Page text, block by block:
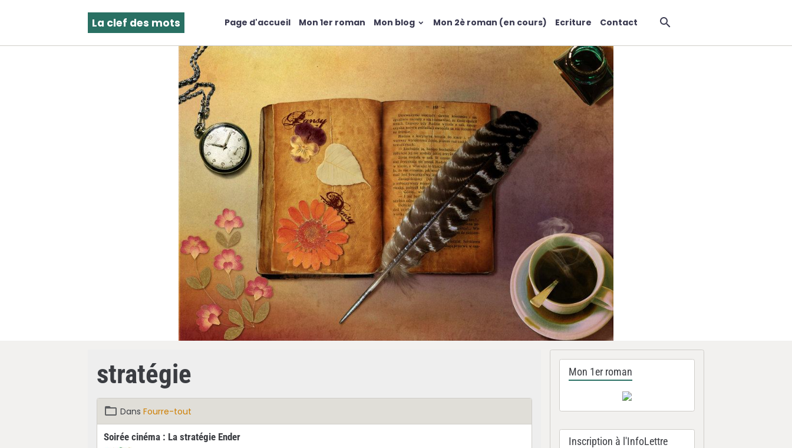
La clef des mots Page d'accueil Mon 1er roman Mon blog Mon 2è roman (en cours) Ecriture Contact
stratégie
Dans Fourre-tout
Soirée cinéma : La stratégie Ender
Mon 1er roman
Inscription à l'InfoLettre